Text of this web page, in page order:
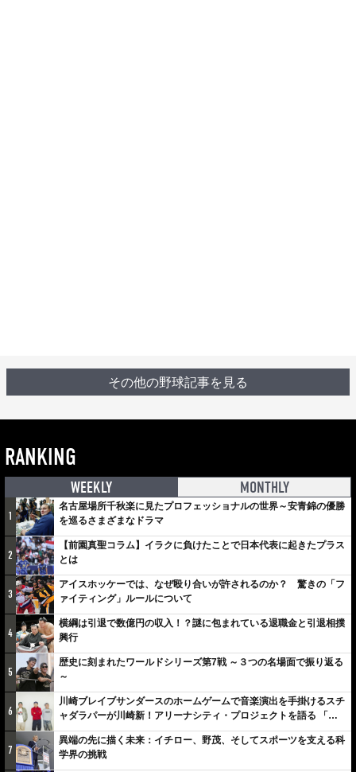
その他の野球記事を見る
RANKING
WEEKLY MONTHLY
1
名古屋場所千秋楽に見たプロフェッショナルの世界～安青錦の優勝
を巡るさまざまなドラマ
2
【前園真聖コラム】イラクに負けたことで日本代表に起きたプラス
とは
3
アイスホッケーでは、なぜ殴り合いが許されるのか？ 驚きの「フ
ァイティング」ルールについて
4
横綱は引退で数億円の収入！？謎に包まれている退職金と引退相撲
興行
5
歴史に刻まれたワールドシリーズ第7戦 ～３つの名場面で振り返る
～
6
川崎ブレイブサンダースのホームゲームで音楽演出を手掛けるスチ
ャダラパーが川崎新！アリーナシティ・プロジェクトを語る 「楽
しみでしかないでしょ。川崎は、ずっと成長曲線だから」
7
異端の先に描く未来：イチロー、野茂、そしてスポーツを支える科
学界の挑戦